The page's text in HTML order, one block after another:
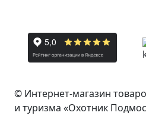
© Интернет-магазин
и туризма «Охотник